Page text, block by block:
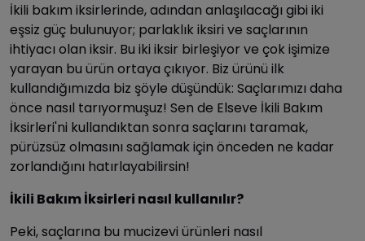
İkili bakım iksirlerinde, adından anlaşılacağı gibi iki
eşsiz güç bulunuyor; parlaklık iksiri ve saçlarının
ihtiyacı olan iksir. Bu iki iksir birleşiyor ve çok işimize
yarayan bu ürün ortaya çıkıyor. Biz ürünü ilk
kullandığımızda biz şöyle düşündük: Saçlarımızı daha
önce nasıl tarıyormuşuz! Sen de Elseve İkili Bakım
İksirleri'ni kullandıktan sonra saçlarını taramak,
pürüzsüz olmasını sağlamak için önceden ne kadar
zorlandığını hatırlayabilirsin!
İkili Bakım İksirleri nasıl kullanılır?
Peki, saçlarına bu mucizevi ürünleri nasıl